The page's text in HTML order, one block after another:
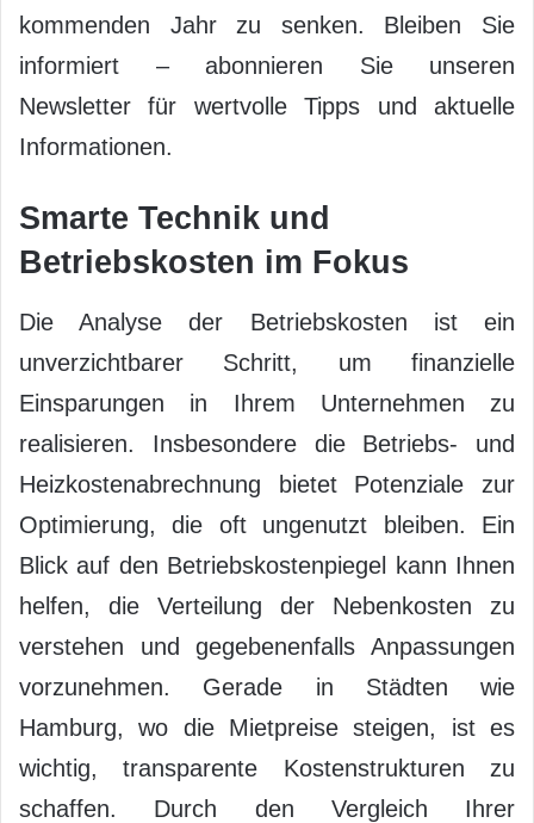
kommenden Jahr zu senken. Bleiben Sie
informiert – abonnieren Sie unseren
Newsletter für wertvolle Tipps und aktuelle
Informationen.
Smarte Technik und
Betriebskosten im Fokus
Die Analyse der Betriebskosten ist ein
unverzichtbarer Schritt, um finanzielle
Einsparungen in Ihrem Unternehmen zu
realisieren. Insbesondere die Betriebs- und
Heizkostenabrechnung bietet Potenziale zur
Optimierung, die oft ungenutzt bleiben. Ein
Blick auf den Betriebskostenpiegel kann Ihnen
helfen, die Verteilung der Nebenkosten zu
verstehen und gegebenenfalls Anpassungen
vorzunehmen. Gerade in Städten wie
Hamburg, wo die Mietpreise steigen, ist es
wichtig, transparente Kostenstrukturen zu
schaffen. Durch den Vergleich Ihrer